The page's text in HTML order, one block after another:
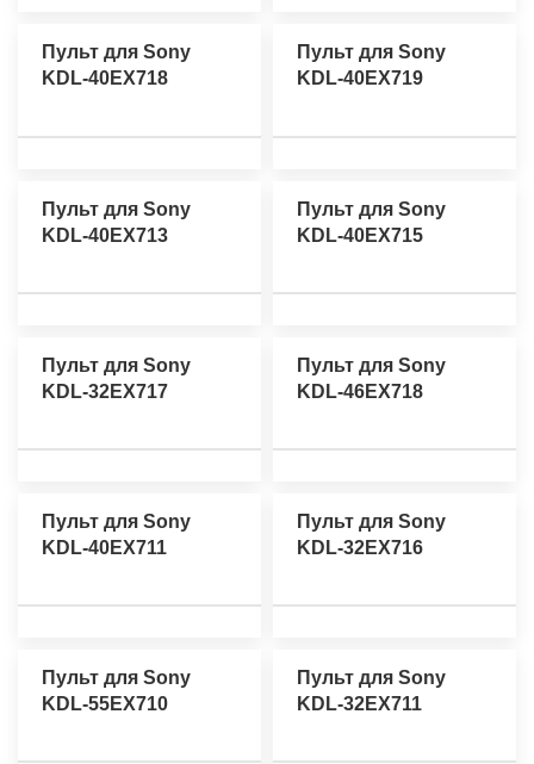
Пульт для Sony
KDL-40EX718
Пульт для Sony
KDL-40EX719
Пульт для Sony
KDL-40EX713
Пульт для Sony
KDL-40EX715
Пульт для Sony
KDL-32EX717
Пульт для Sony
KDL-46EX718
Пульт для Sony
KDL-40EX711
Пульт для Sony
KDL-32EX716
Пульт для Sony
KDL-55EX710
Пульт для Sony
KDL-32EX711